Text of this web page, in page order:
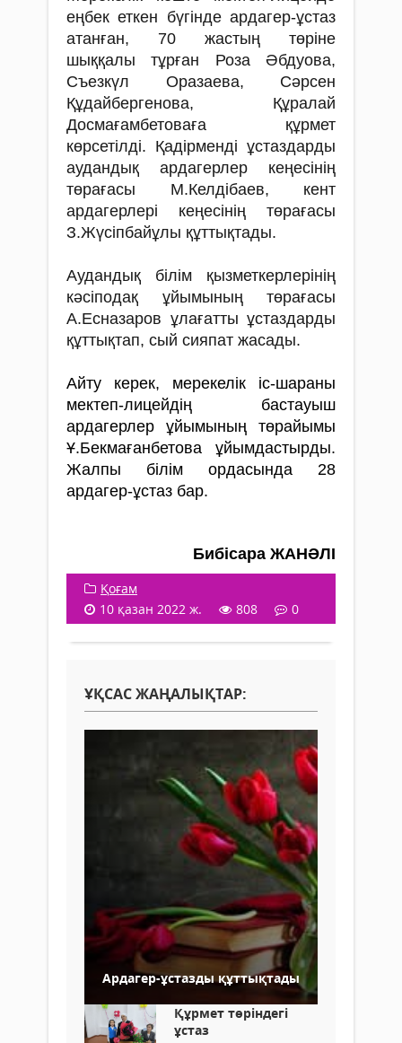
еңбек еткен бүгінде ардагер-ұстаз
атанған, 70 жастың төріне
шыққалы тұрған Роза Әбдуова,
Съезкүл Оразаева, Сәрсен
Құдайбергенова, Құралай
Досмағамбетоваға құрмет
көрсетілді. Қадірменді ұстаздарды
аудандық ардагерлер кеңесінің
төрағасы М.Келдібаев, кент
ардагерлері кеңесінің төрағасы
З.Жүсіпбайұлы құттықтады.
Аудандық білім қызметкерлерінің
кәсіподақ ұйымының төрағасы
А.Есназаров ұлағатты ұстаздарды
құттықтап, сый сияпат жасады.
Айту керек, мерекелік іс-шараны
мектеп-лицейдің бастауыш
ардагерлер ұйымының төрайымы
Ұ.Бекмағанбетова ұйымдастырды.
Жалпы білім ордасында 28
ардагер-ұстаз бар.
Бибісара ЖАНӘЛІ
Қоғам
10 қазан 2022 ж.
808 0
ҰҚСАС ЖАҢАЛЫҚТАР:
Ардагер-ұстазды құттықтады
Құрмет төріндегі
ұстаз